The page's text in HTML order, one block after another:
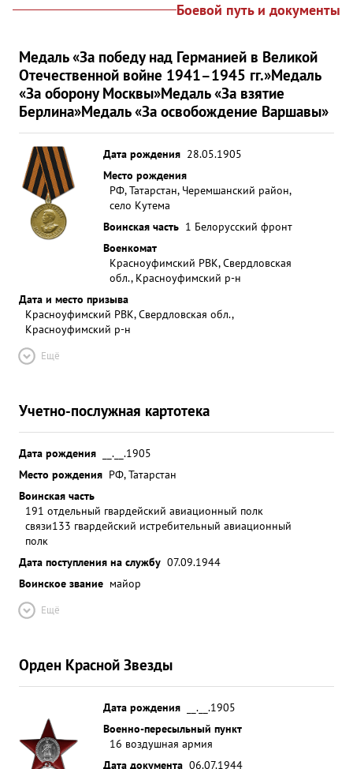
Боевой путь и документы
Медаль «За победу над Германией в Великой
Отечественной войне 1941–1945 гг.»Медаль
«За оборону Москвы»Медаль «За взятие
Берлина»Медаль «За освобождение Варшавы»
Дата рождения 28.05.1905
Место рождения
РФ, Татарстан, Черемшанский район,
село Кутема
Воинская часть 1 Белорусский фронт
Военкомат
Красноуфимский РВК, Свердловская
обл., Красноуфимский р-н
Дата и место призыва
Красноуфимский РВК, Свердловская обл.,
Красноуфимский р-н
Ещё
Учетно-послужная картотека
Дата рождения
__.__.1905
Место рождения РФ, Татарстан
Воинская часть
191 отдельный гвардейский авиационный полк
связи133 гвардейский истребительный авиационный
полк
Дата поступления на службу 07.09.1944
Воинское звание майор
Ещё
Орден Красной Звезды
Дата рождения
__.__.1905
Военно-пересыльный пункт
16 воздушная армия
Дата документа 06.07.1944